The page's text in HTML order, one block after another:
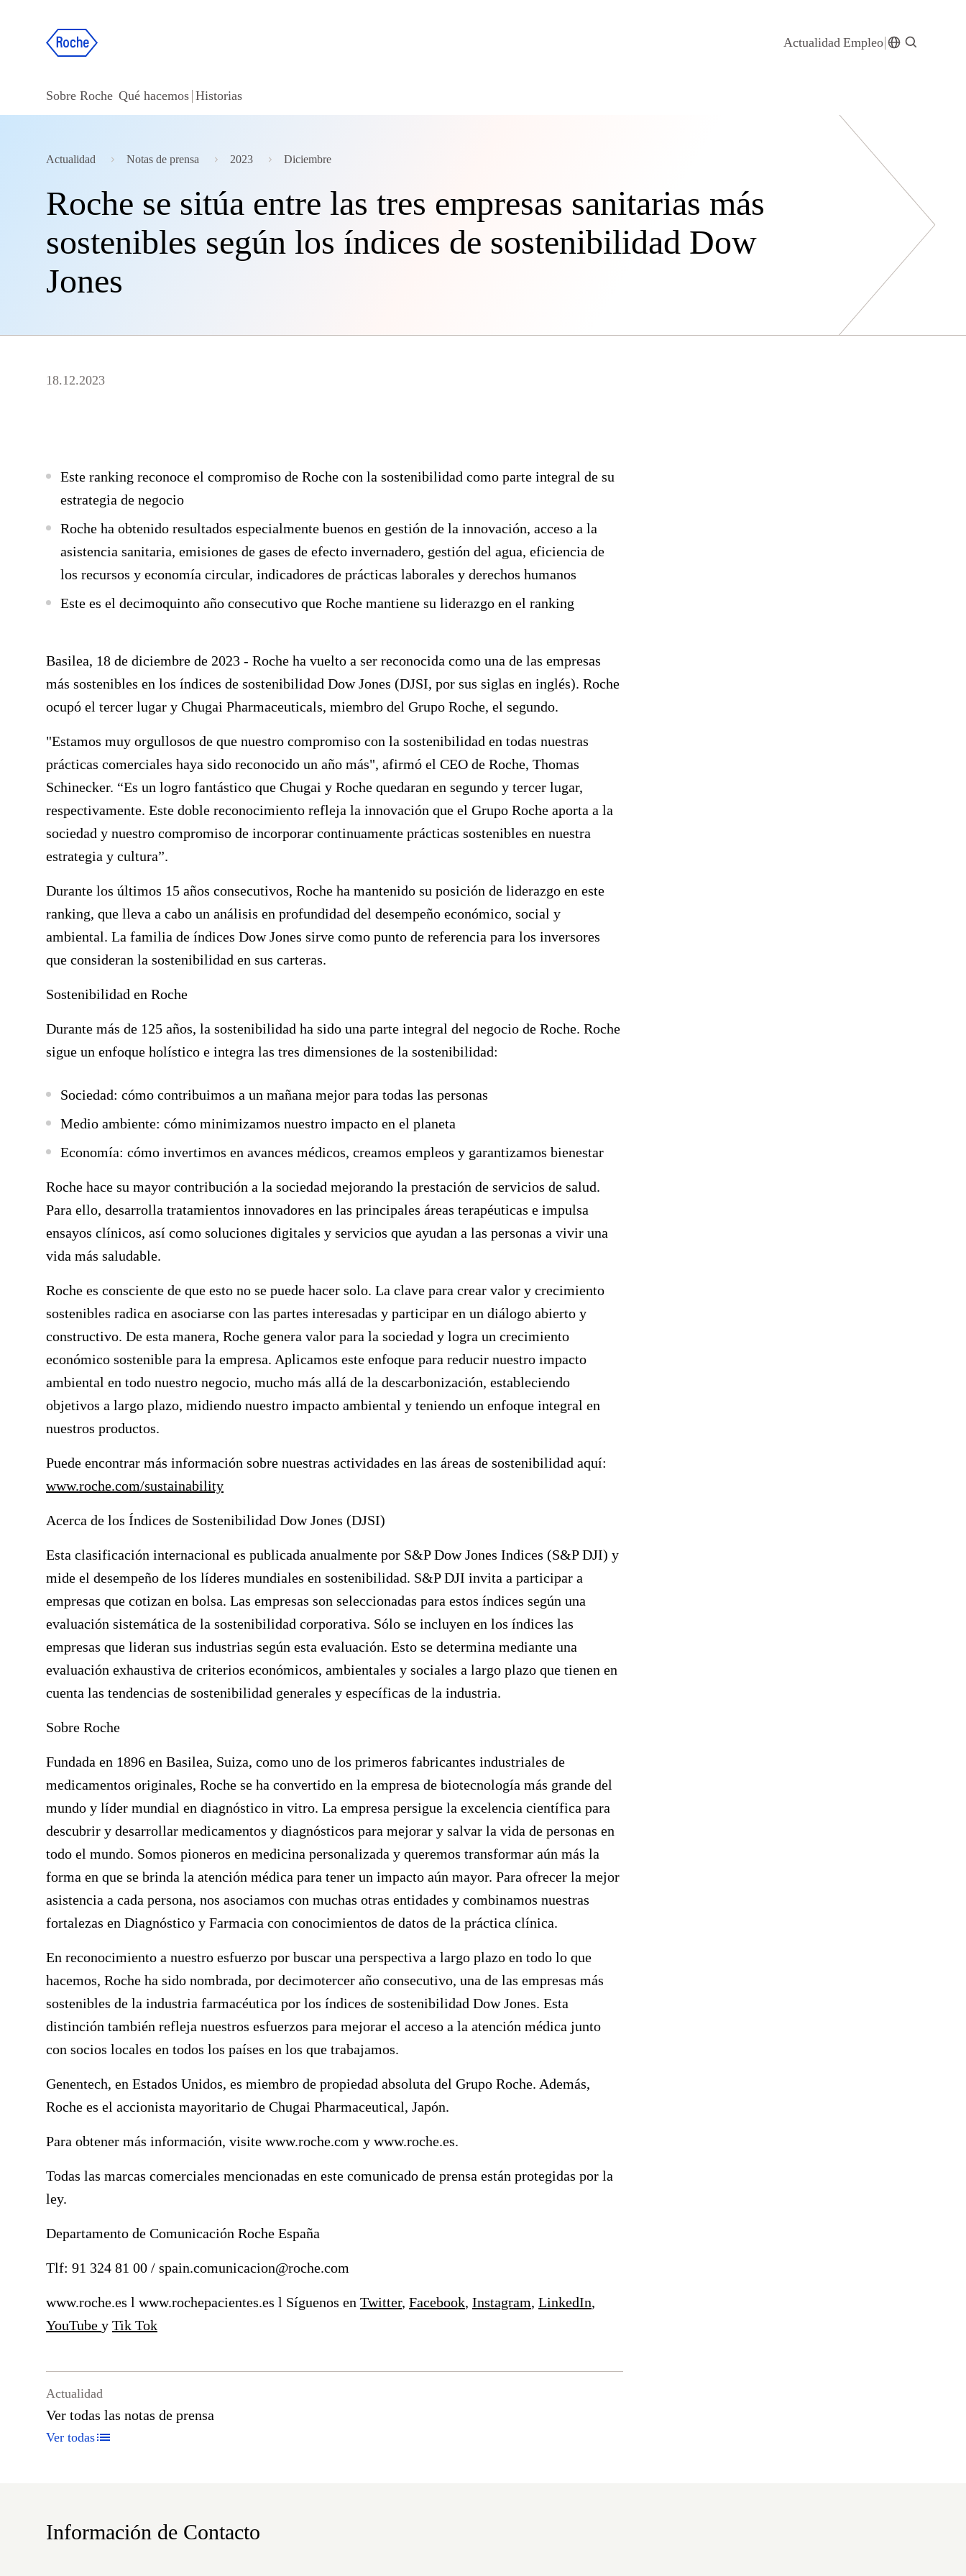
Actualidad Empleo
Sobre Roche Qué hacemos Historias
Actualidad Notas de prensa 2023 Diciembre
Roche se sitúa entre las tres empresas sanitarias más
sostenibles según los índices de sostenibilidad Dow
Jones
18.12.2023
Este ranking reconoce el compromiso de Roche con la sostenibilidad como parte integral de su
estrategia de negocio
Roche ha obtenido resultados especialmente buenos en gestión de la innovación, acceso a la
asistencia sanitaria, emisiones de gases de efecto invernadero, gestión del agua, eficiencia de
los recursos y economía circular, indicadores de prácticas laborales y derechos humanos
Este es el decimoquinto año consecutivo que Roche mantiene su liderazgo en el ranking
Basilea, 18 de diciembre de 2023 - Roche ha vuelto a ser reconocida como una de las empresas
más sostenibles en los índices de sostenibilidad Dow Jones (DJSI, por sus siglas en inglés). Roche
ocupó el tercer lugar y Chugai Pharmaceuticals, miembro del Grupo Roche, el segundo.
"Estamos muy orgullosos de que nuestro compromiso con la sostenibilidad en todas nuestras
prácticas comerciales haya sido reconocido un año más", afirmó el CEO de Roche, Thomas
Schinecker. “Es un logro fantástico que Chugai y Roche quedaran en segundo y tercer lugar,
respectivamente. Este doble reconocimiento refleja la innovación que el Grupo Roche aporta a la
sociedad y nuestro compromiso de incorporar continuamente prácticas sostenibles en nuestra
estrategia y cultura”.
Durante los últimos 15 años consecutivos, Roche ha mantenido su posición de liderazgo en este
ranking, que lleva a cabo un análisis en profundidad del desempeño económico, social y
ambiental. La familia de índices Dow Jones sirve como punto de referencia para los inversores
que consideran la sostenibilidad en sus carteras.
Sostenibilidad en Roche
Durante más de 125 años, la sostenibilidad ha sido una parte integral del negocio de Roche. Roche
sigue un enfoque holístico e integra las tres dimensiones de la sostenibilidad:
Sociedad: cómo contribuimos a un mañana mejor para todas las personas
Medio ambiente: cómo minimizamos nuestro impacto en el planeta
Economía: cómo invertimos en avances médicos, creamos empleos y garantizamos bienestar
Roche hace su mayor contribución a la sociedad mejorando la prestación de servicios de salud.
Para ello, desarrolla tratamientos innovadores en las principales áreas terapéuticas e impulsa
ensayos clínicos, así como soluciones digitales y servicios que ayudan a las personas a vivir una
vida más saludable.
Roche es consciente de que esto no se puede hacer solo. La clave para crear valor y crecimiento
sostenibles radica en asociarse con las partes interesadas y participar en un diálogo abierto y
constructivo. De esta manera, Roche genera valor para la sociedad y logra un crecimiento
económico sostenible para la empresa. Aplicamos este enfoque para reducir nuestro impacto
ambiental en todo nuestro negocio, mucho más allá de la descarbonización, estableciendo
objetivos a largo plazo, midiendo nuestro impacto ambiental y teniendo un enfoque integral en
nuestros productos.
Puede encontrar más información sobre nuestras actividades en las áreas de sostenibilidad aquí:
www.roche.com/sustainability
Acerca de los Índices de Sostenibilidad Dow Jones (DJSI)
Esta clasificación internacional es publicada anualmente por S&P Dow Jones Indices (S&P DJI) y
mide el desempeño de los líderes mundiales en sostenibilidad. S&P DJI invita a participar a
empresas que cotizan en bolsa. Las empresas son seleccionadas para estos índices según una
evaluación sistemática de la sostenibilidad corporativa. Sólo se incluyen en los índices las
empresas que lideran sus industrias según esta evaluación. Esto se determina mediante una
evaluación exhaustiva de criterios económicos, ambientales y sociales a largo plazo que tienen en
cuenta las tendencias de sostenibilidad generales y específicas de la industria.
Sobre Roche
Fundada en 1896 en Basilea, Suiza, como uno de los primeros fabricantes industriales de
medicamentos originales, Roche se ha convertido en la empresa de biotecnología más grande del
mundo y líder mundial en diagnóstico in vitro. La empresa persigue la excelencia científica para
descubrir y desarrollar medicamentos y diagnósticos para mejorar y salvar la vida de personas en
todo el mundo. Somos pioneros en medicina personalizada y queremos transformar aún más la
forma en que se brinda la atención médica para tener un impacto aún mayor. Para ofrecer la mejor
asistencia a cada persona, nos asociamos con muchas otras entidades y combinamos nuestras
fortalezas en Diagnóstico y Farmacia con conocimientos de datos de la práctica clínica.
En reconocimiento a nuestro esfuerzo por buscar una perspectiva a largo plazo en todo lo que
hacemos, Roche ha sido nombrada, por decimotercer año consecutivo, una de las empresas más
sostenibles de la industria farmacéutica por los índices de sostenibilidad Dow Jones. Esta
distinción también refleja nuestros esfuerzos para mejorar el acceso a la atención médica junto
con socios locales en todos los países en los que trabajamos.
Genentech, en Estados Unidos, es miembro de propiedad absoluta del Grupo Roche. Además,
Roche es el accionista mayoritario de Chugai Pharmaceutical, Japón.
Para obtener más información, visite www.roche.com y www.roche.es.
Todas las marcas comerciales mencionadas en este comunicado de prensa están protegidas por la
ley.
Departamento de Comunicación Roche España
Tlf: 91 324 81 00 / spain.comunicacion@roche.com
www.roche.es l www.rochepacientes.es l Síguenos en Twitter, Facebook, Instagram, LinkedIn,
YouTube y Tik Tok
Actualidad
Ver todas las notas de prensa
Ver todas
Información de Contacto